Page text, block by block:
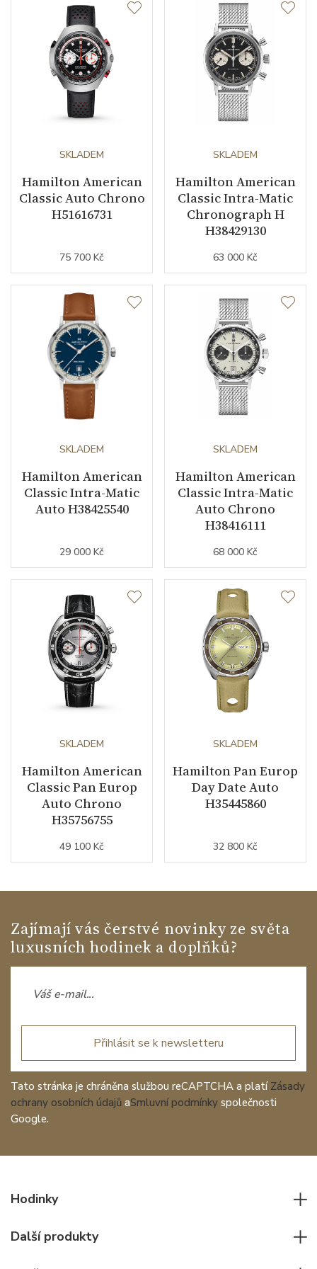
Doplňující údaje
Záruční doba
nepodnikatelé (měsíců)
Modelová řada American Classic
SKLADEM
Hamilton American
Classic Auto Chrono
H51616731
75 700 Kč
SKLADEM
Hamilton American
Classic Intra-Matic
Chronograph H
H38429130
63 000 Kč
SKLADEM
Hamilton American
Classic Intra-Matic
Auto H38425540
29 000 Kč
SKLADEM
Hamilton American
Classic Intra-Matic
Auto Chrono
H38416111
68 000 Kč
SKLADEM
Hamilton American
Classic Pan Europ
Auto Chrono
H35756755
49 100 Kč
SKLADEM
Hamilton Pan Europ
Day Date Auto
H35445860
32 800 Kč
Zajímají vás čerstvé novinky ze světa
luxusních hodinek a doplňků?
Přihlásit se k newsletteru
Tato stránka je chráněna službou reCAPTCHA a platí Zásady
ochrany osobních údajů aSmluvní podmínky společnosti
Google.
Hodinky
Další produkty